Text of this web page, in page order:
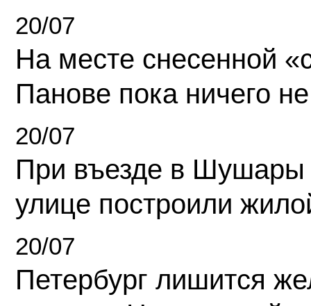
20/07
На месте снесенной
Панове пока ничего
20/07
При въезде в Шушары
улице построили
20/07
Петербург лишится